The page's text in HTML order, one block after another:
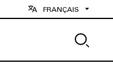
FRANÇAIS